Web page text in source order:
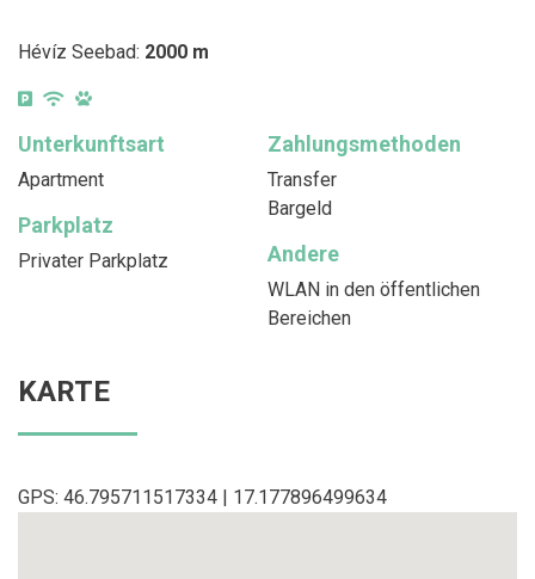
Hévíz Seebad: 2000 m
Unterkunftsart
Apartment
Zahlungsmethoden
Transfer
Bargeld
Parkplatz
Privater Parkplatz Andere
WLAN in den öffentlichen
Bereichen
KARTE
GPS: 46.795711517334 | 17.177896499634